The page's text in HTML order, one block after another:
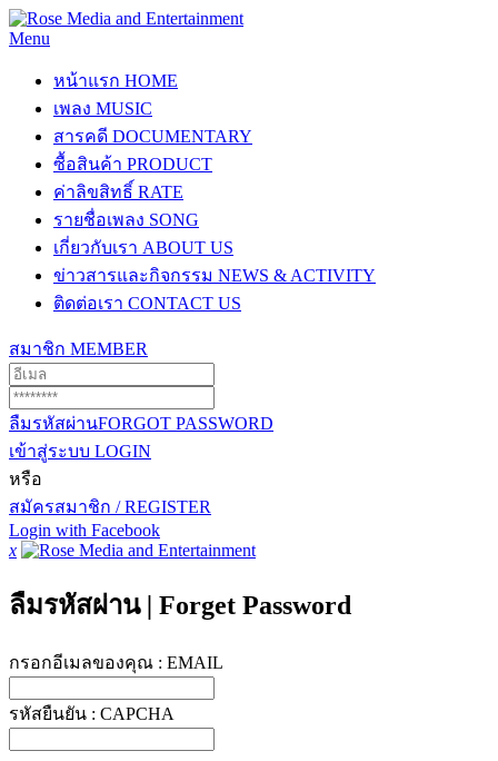
Menu
หน้าแรก HOME
เพลง MUSIC
สารคดี DOCUMENTARY
ซื้อสินค้า PRODUCT
ค่าลิขสิทธิ์ RATE
รายชื่อเพลง SONG
เกี่ยวกับเรา ABOUT US
ข่าวสารและกิจกรรม NEWS & ACTIVITY
ติดต่อเรา CONTACT US
สมาชิก MEMBER
ลืมรหัสผ่านFORGOT PASSWORD
เข้าสู่ระบบ LOGIN
หรือ
สมัครสมาชิก / REGISTER
Login with Facebook
x
ลืมรหัสผ่าน | Forget Password
กรอกอีเมลของคุณ : EMAIL
รหัสยืนยัน : CAPCHA